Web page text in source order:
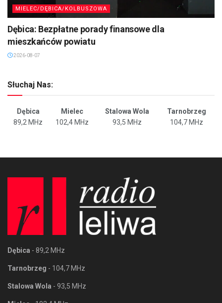
MIELEC/DĘBICA/KOLBUSZOWA
Dębica: Bezpłatne porady finansowe dla
mieszkańców powiatu
2026-08-07
Słuchaj Nas:
Dębica Mielec Stalowa Wola
Tarnobrzeg
89,2 MHz
102,4 MHz 93,5 MHz 104,7 MHz
Dębica - 89,2 MHz
Tarnobrzeg - 104,7 MHz
Stalowa Wola - 93,5 MHz